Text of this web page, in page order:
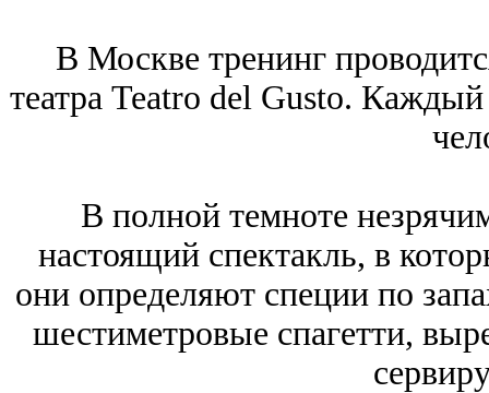
В Москве тренинг
театра Teatro del Gusto.
В полной темноте
настоящий спектакль, в
они определяют специи по
шестиметровые спагетти,